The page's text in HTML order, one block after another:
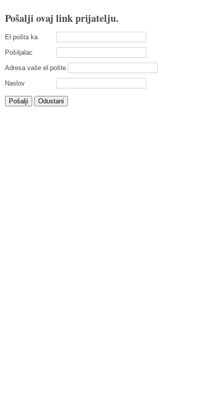
Pošalji ovaj link prijatelju.
El.pošta ka
Pošiljalac
Adresa vaše el.pošte
Naslov
Pošalji Odustani